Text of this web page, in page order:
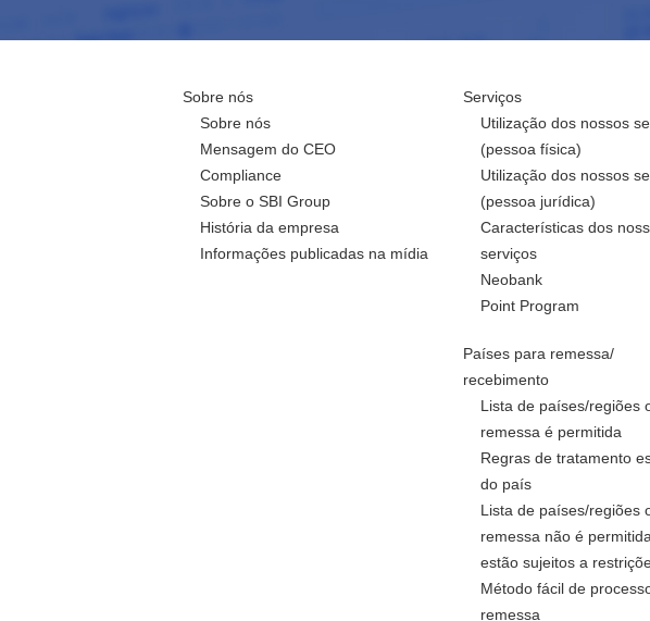
Sobre nós
Sobre nós
Mensagem do CEO
Compliance
Sobre o SBI Group
História da empresa
Informações publicadas na mídia
Serviços
Utilização dos nossos
(pessoa física)
Utilização dos nossos
(pessoa jurídica)
Características dos
serviços
Neobank
Point Program
Países para remessa/
recebimento
Lista de países/regiões
remessa é permitida
Regras de tratamento
do país
Lista de países/regiões
remessa não é
estão sujeitos a
Método fácil de
remessa